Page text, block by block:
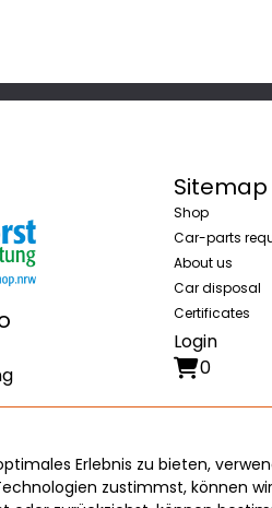
Sitemap
Shop
Car-parts
About us
Car disposal
Certificates
Login
0
Erlebnis zu bieten,
zustimmst, können